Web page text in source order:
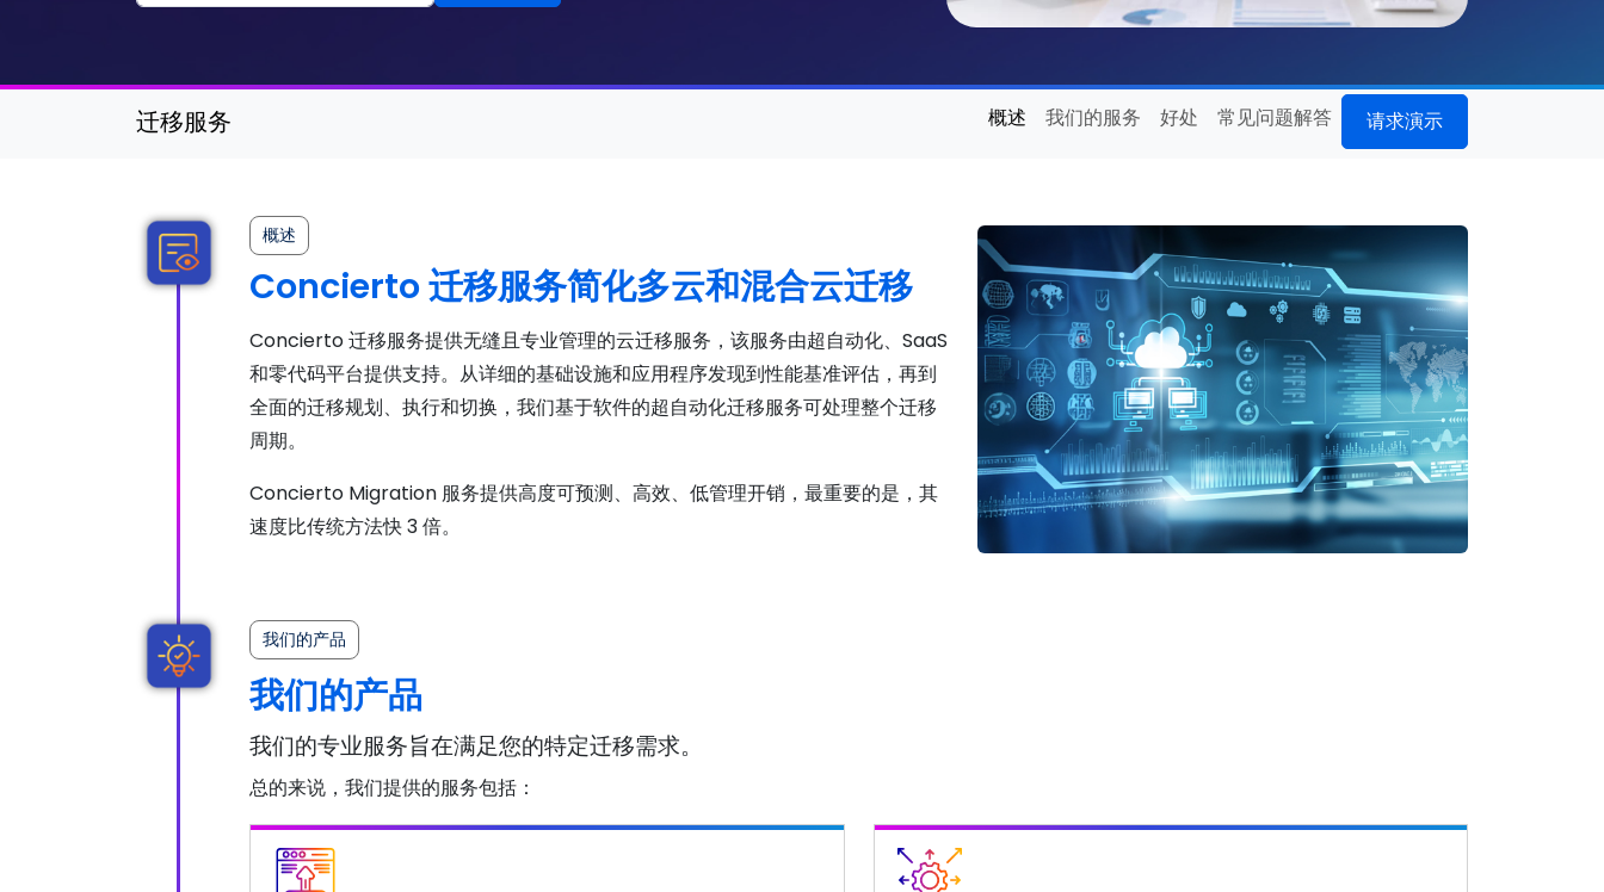
迁移服务 概述 我们的服务 好处 常见问题解答 请求演示
概述
Concierto 迁移服务简化多云和混合云迁移
Concierto 迁移服务提供无缝且专业管理的云迁移服务，该服务由超自动化、SaaS
和零代码平台提供支持。从详细的基础设施和应用程序发现到性能基准评估，再到
全面的迁移规划、执行和切换，我们基于软件的超自动化迁移服务可处理整个迁移
周期。
Concierto Migration 服务提供高度可预测、高效、低管理开销，最重要的是，其
速度比传统方法快 3 倍。
我们的产品
我们的产品
我们的专业服务旨在满足您的特定迁移需求。
总的来说，我们提供的服务包括：